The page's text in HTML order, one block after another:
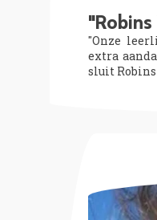
"Onze
extra
sluit